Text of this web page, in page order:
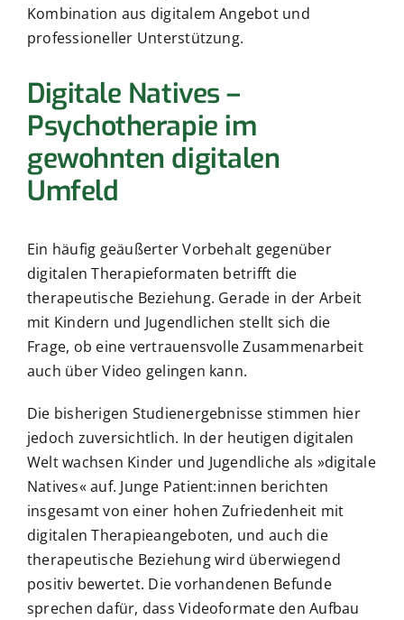
Kombination aus digitalem Angebot und
professioneller Unterstützung.
Digitale Natives –
Psychotherapie im
gewohnten digitalen
Umfeld
Ein häufig geäußerter Vorbehalt gegenüber
digitalen Therapieformaten betrifft die
therapeutische Beziehung. Gerade in der Arbeit
mit Kindern und Jugendlichen stellt sich die
Frage, ob eine vertrauensvolle Zusammenarbeit
auch über Video gelingen kann.
Die bisherigen Studienergebnisse stimmen hier
jedoch zuversichtlich. In der heutigen digitalen
Welt wachsen Kinder und Jugendliche als »digitale
Natives« auf. Junge Patient:innen berichten
insgesamt von einer hohen Zufriedenheit mit
digitalen Therapieangeboten, und auch die
therapeutische Beziehung wird überwiegend
positiv bewertet. Die vorhandenen Befunde
sprechen dafür, dass Videoformate den Aufbau